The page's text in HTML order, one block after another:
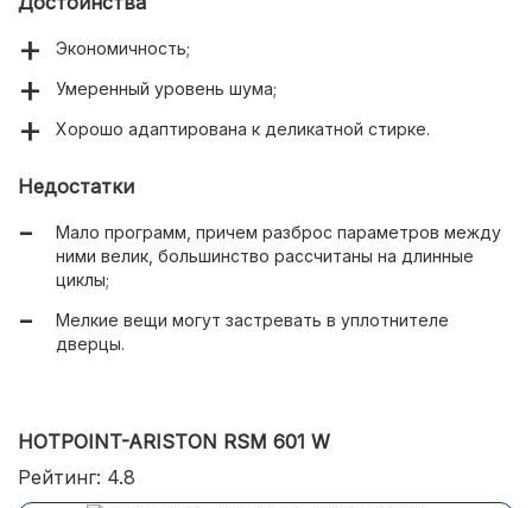
Экономичность;
Умеренный уровень шума;
Хорошо адаптирована к деликатной стирке.
Недостатки
Мало программ, причем разброс параметров между
ними велик, большинство рассчитаны на длинные
циклы;
Мелкие вещи могут застревать в уплотнителе
дверцы.
HOTPOINT-ARISTON RSM 601 W
Рейтинг: 4.8